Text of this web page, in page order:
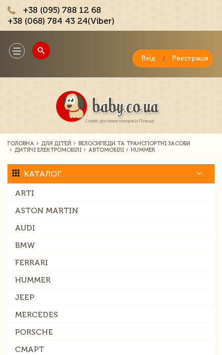
+38 (095) 788 12 68
+38 (068) 784 43 24(Viber)
Toggle
navigation
Вхід / Реєстрація
ГОЛОВНА ДЛЯ ДІТЕЙ
ВЕЛОСИПЕДИ ТА ТРАНСПОРТНІ ЗАСОБИ
ДИТЯЧІ ЕЛЕКТРОМОБІЛІ
АВТОМОБІЛІ HUMMER
КАТАЛОГ
ARTI
ASTON MARTIN
AUDI
BMW
FERRARI
HUMMER
JEEP
MERCEDES
PORSCHE
СМАРТ